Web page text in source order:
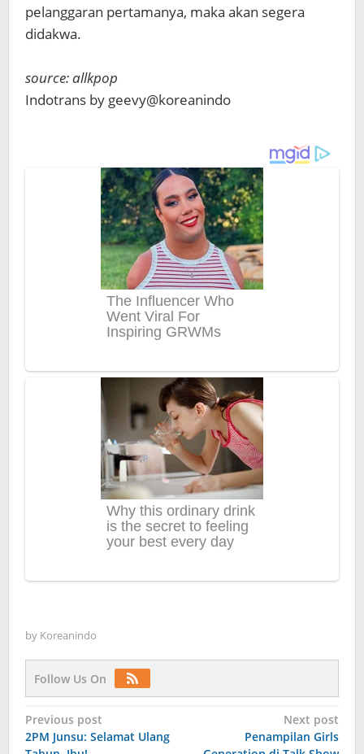
pelanggaran pertamanya, maka akan segera
didakwa.
source: allkpop
Indotrans by geevy@koreanindo
by Koreanindo
Follow Us On
Post
navigation
Previous post
2PM Junsu: Selamat Ulang
Next post
Penampilan Girls